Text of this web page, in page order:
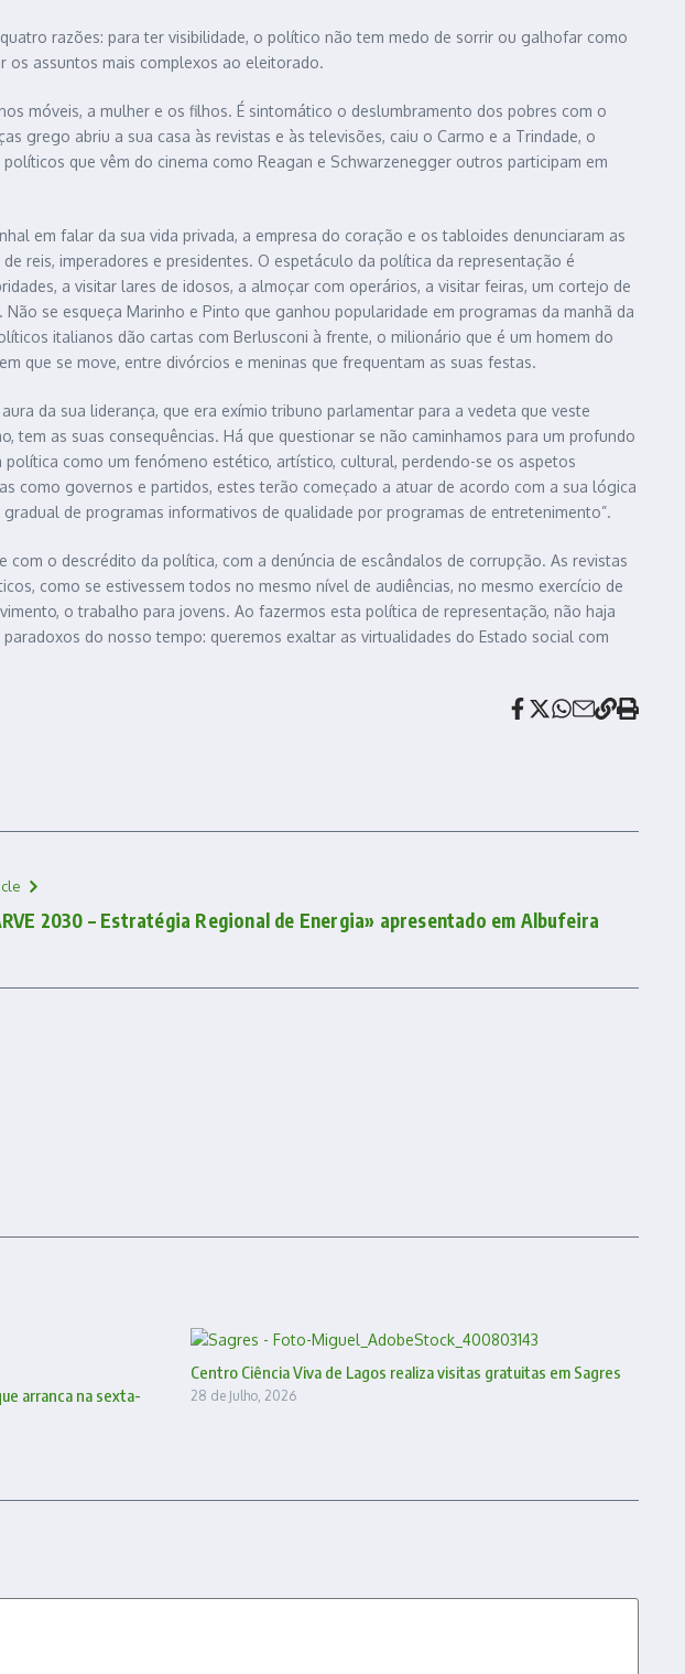
razões: para ter visibilidade, o político não tem medo de sorrir ou galhofar como
os assuntos mais complexos ao eleitorado.
móveis, a mulher e os filhos. É sintomático o deslumbramento dos pobres com o
grego abriu a sua casa às revistas e às televisões, caiu o Carmo e a Trindade, o
que vêm do cinema como Reagan e Schwarzenegger outros participam em
em falar da sua vida privada, a empresa do coração e os tabloides denunciaram as
reis, imperadores e presidentes. O espetáculo da política da representação é
a visitar lares de idosos, a almoçar com operários, a visitar feiras, um cortejo de
se esqueça Marinho e Pinto que ganhou popularidade em programas da manhã da
italianos dão cartas com Berlusconi à frente, o milionário que é um homem do
que se move, entre divórcios e meninas que frequentam as suas festas.
da sua liderança, que era exímio tribuno parlamentar para a vedeta que veste
tem as suas consequências. Há que questionar se não caminhamos para um profundo
como um fenómeno estético, artístico, cultural, perdendo-se os aspetos
como governos e partidos, estes terão começado a atuar de acordo com a sua lógica
de programas informativos de qualidade por programas de entretenimento”.
o descrédito da política, com a denúncia de escândalos de corrupção. As revistas
como se estivessem todos no mesmo nível de audiências, no mesmo exercício de
o trabalho para jovens. Ao fazermos esta política de representação, não haja
do nosso tempo: queremos exaltar as virtualidades do Estado social com
2030 – Estratégia Regional de Energia» apresentado em Albufeira
arranca na sexta-
Centro Ciência Viva de Lagos realiza visitas gratuitas em Sagres
28 de Julho, 2026